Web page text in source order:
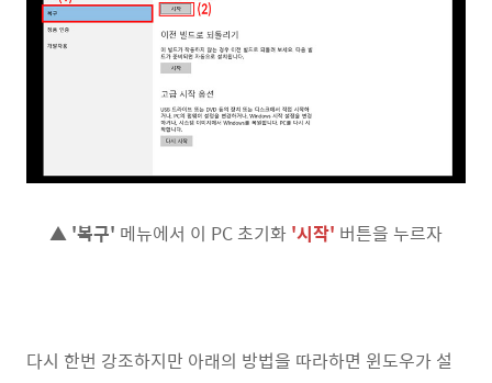
▲ '복구' 메뉴에서 이 PC 초기화 '시작' 버튼을 누르자
다시 한번 강조하지만 아래의 방법을 따라하면 윈도우가 설